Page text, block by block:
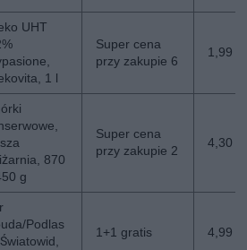
UHT
1 l
Super cena
przy zakupie 6
1,99
870
g
Super cena
przy zakupie 2
4,30
Podlas
1+1 gratis 4,99